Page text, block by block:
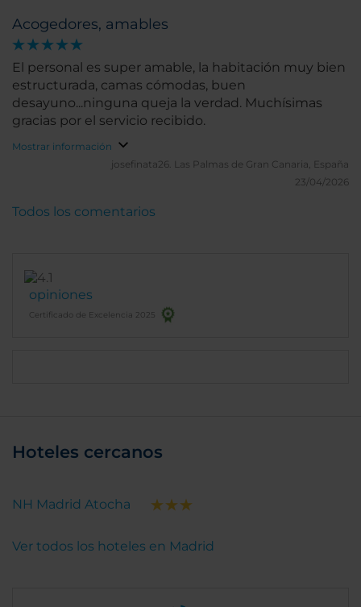
Acogedores, amables
El personal es super amable, la habitación muy bien
estructurada, camas cómodas, buen
desayuno...ninguna queja la verdad. Muchísimas
gracias por el servicio recibido.
Mostrar información
josefinata26. Las Palmas de Gran Canaria, España
23/04/2026
opiniones
Certificado de Excelencia 2025
Todos los comentarios
Hoteles cercanos
NH Madrid Atocha
Ver todos los hoteles en Madrid